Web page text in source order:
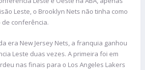
Leste, o Brooklyn Nets não tinha como
conferência.
era New Jersey Nets, a franquia ganhou
Leste duas vezes. A primeira foi em
nas finais para o Los Angeles Lakers